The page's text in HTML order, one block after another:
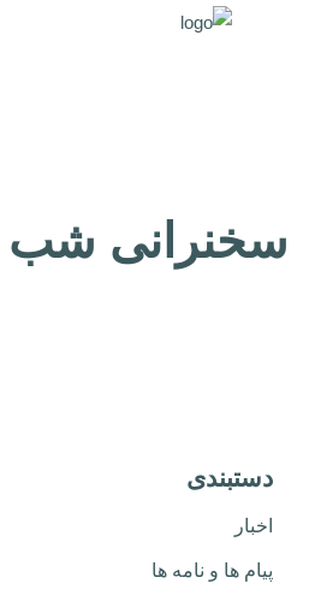
سخنرانی شب
دستبندی
اخبار
پیام ها و نامه ها